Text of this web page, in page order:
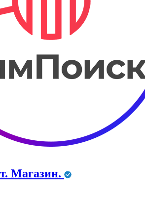
Магазин.